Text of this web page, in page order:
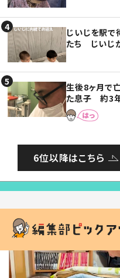
じいじを駅で
たち じいじ
まらない」「
れる」
生後8ヶ月で
た息子 約3
後、当時の妻
に書いてあっ
6位以降はこちら